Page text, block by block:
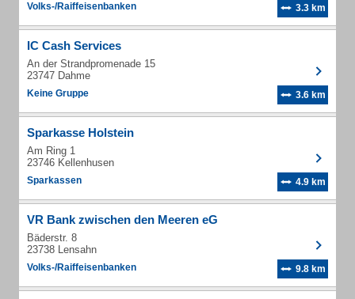
Volks-/Raiffeisenbanken 3.3 km
IC Cash Services
An der Strandpromenade 15
23747 Dahme
Keine Gruppe 3.6 km
Sparkasse Holstein
Am Ring 1
23746 Kellenhusen
Sparkassen 4.9 km
VR Bank zwischen den Meeren eG
Bäderstr. 8
23738 Lensahn
Volks-/Raiffeisenbanken 9.8 km